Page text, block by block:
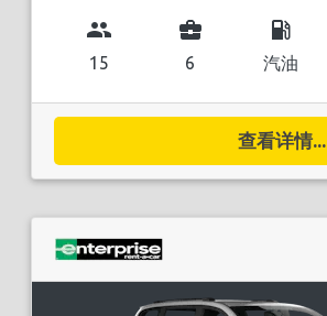
group
15
business_center
6
local_gas_station
汽油
查看详情...